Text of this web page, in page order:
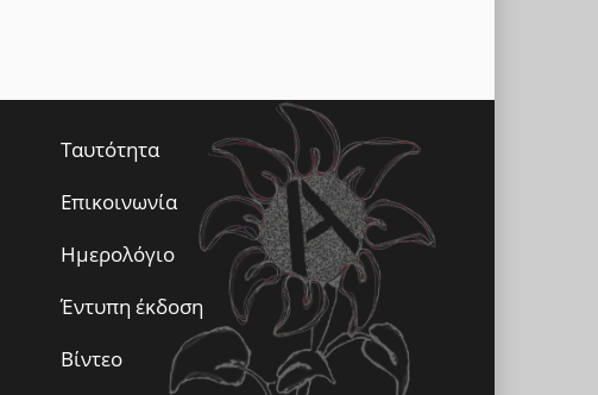
Ταυτότητα
Επικοινωνία
Ημερολόγιο
Έντυπη έκδοση
Βίντεο